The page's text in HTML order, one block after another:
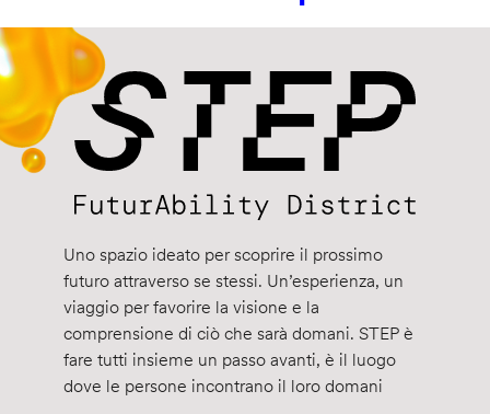
Uno spazio ideato per scoprire il prossimo
futuro attraverso se stessi. Un’esperienza, un
viaggio per favorire la visione e la
comprensione di ciò che sarà domani. STEP è
fare tutti insieme un passo avanti, è il luogo
dove le persone incontrano il loro domani